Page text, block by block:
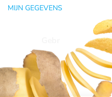
MIJN GEGEVENS